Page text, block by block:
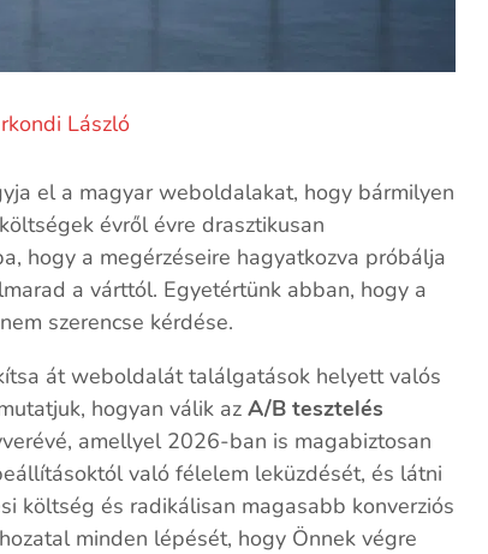
László
el a magyar weboldalakat, hogy bármilyen
évről évre drasztikusan
hogy a megérzéseire hagyatkozva próbálja
a várttól. Egyetértünk abban, hogy a
szerencse kérdése.
át weboldalát találgatások helyett valós
hogyan válik az A/B tesztelés
amellyel 2026-ban is magabiztosan
való félelem leküzdését, és látni
költség és radikálisan magasabb konverziós
minden lépését, hogy Önnek végre